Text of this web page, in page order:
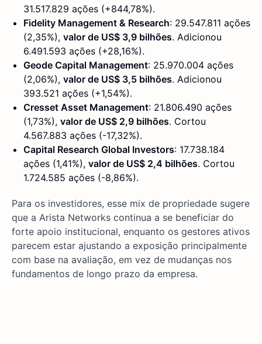
31.517.829 ações (+844,78%).
Fidelity Management & Research: 29.547.811 ações
(2,35%), valor de US$ 3,9 bilhões. Adicionou
6.491.593 ações (+28,16%).
Geode Capital Management: 25.970.004 ações
(2,06%), valor de US$ 3,5 bilhões. Adicionou
393.521 ações (+1,54%).
Cresset Asset Management: 21.806.490 ações
(1,73%), valor de US$ 2,9 bilhões. Cortou
4.567.883 ações (-17,32%).
Capital Research Global Investors: 17.738.184
ações (1,41%), valor de US$ 2,4 bilhões. Cortou
1.724.585 ações (-8,86%).
Para os investidores, esse mix de propriedade sugere
que a Arista Networks continua a se beneficiar do
forte apoio institucional, enquanto os gestores ativos
parecem estar ajustando a exposição principalmente
com base na avaliação, em vez de mudanças nos
fundamentos de longo prazo da empresa.